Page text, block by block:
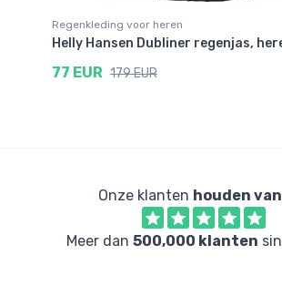
Regenkleding voor heren
Helly Hansen Dubliner regenjas,
77 EUR 179 EUR
Onze klanten houden van
Meer dan 500,000 klanten